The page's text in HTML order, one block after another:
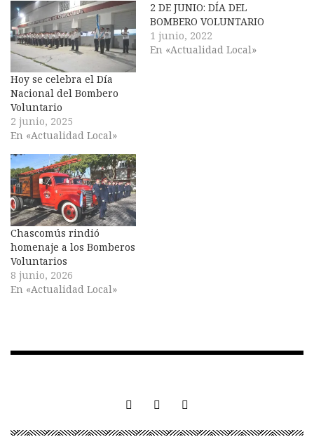
Hoy se celebra el Día
Nacional del Bombero
Voluntario
2 junio, 2025
En «Actualidad Local»
2 DE JUNIO: DÍA DEL
BOMBERO VOLUNTARIO
1 junio, 2022
En «Actualidad Local»
Chascomús rindió
homenaje a los Bomberos
Voluntarios
8 junio, 2026
En «Actualidad Local»